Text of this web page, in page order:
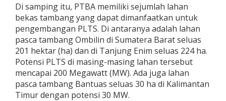
Di samping itu, PTBA memiliki sejumlah lahan
bekas tambang yang dapat dimanfaatkan untuk
pengembangan PLTS. Di antaranya adalah lahan
pasca tambang Ombilin di Sumatera Barat seluas
201 hektar (ha) dan di Tanjung Enim seluas 224 ha.
Potensi PLTS di masing-masing lahan tersebut
mencapai 200 Megawatt (MW). Ada juga lahan
pasca tambang Bantuas seluas 30 ha di Kalimantan
Timur dengan potensi 30 MW.